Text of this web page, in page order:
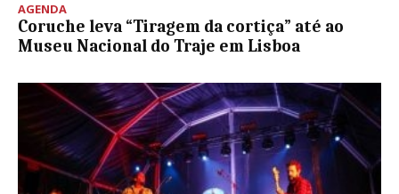
AGENDA
Coruche leva “Tiragem da cortiça” até ao
Museu Nacional do Traje em Lisboa